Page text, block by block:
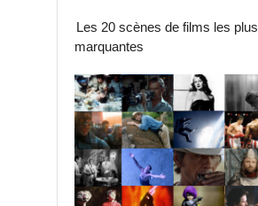
Les 20 scènes de films les plus
marquantes